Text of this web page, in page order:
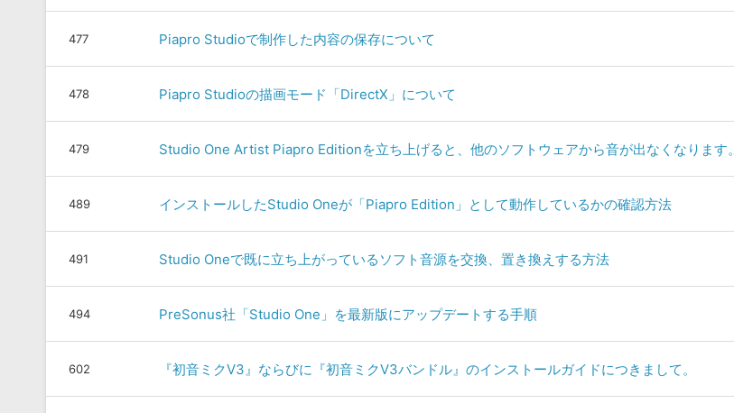
477 Piapro Studioで制作した内容の保存について
478 Piapro Studioの描画モード「DirectX」について
479 Studio One Artist Piapro Editionを立ち上げると、他のソフトウェアから音が出なくなります。
489 インストールしたStudio Oneが「Piapro Edition」として動作しているかの確認方法
491 Studio Oneで既に立ち上がっているソフト音源を交換、置き換えする方法
494 PreSonus社「Studio One」を最新版にアップデートする手順
602 『初音ミクV3』ならびに『初音ミクV3バンドル』のインストールガイドにつきまして。